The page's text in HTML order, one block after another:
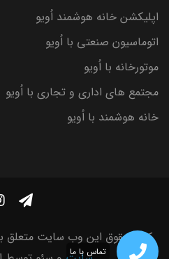
تماس با ما
اپلیکشن خانه هوشمند اُویو
اتوماسیون صنعتی با اُویو
موتورخانه با اُویو
مجتمع های اداری و تجاری با اُویو
خانه هوشمند با اُویو
کلیه حقوق این وب سایت متعلق